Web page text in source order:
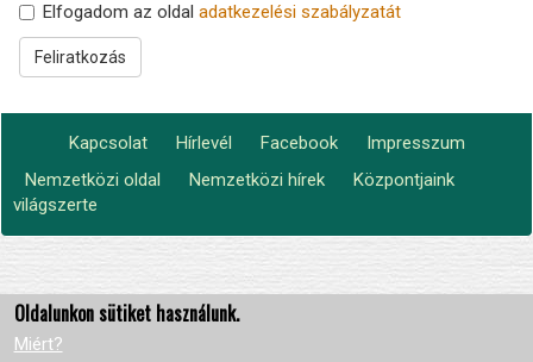
Elfogadom az oldal adatkezelési szabályzatát
Feliratkozás
Footer
menu
Kapcsolat Hírlevél Facebook Impresszum
Lábléc2
Nemzetközi oldal Nemzetközi hírek
Központjaink
világszerte
Oldalunkon sütiket használunk.
Miért?